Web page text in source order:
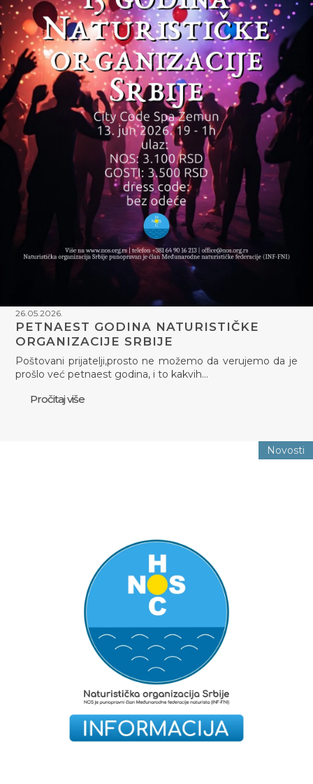
26.05.2026.
PETNAEST GODINA NATURISTIČKE
ORGANIZACIJE SRBIJE
Poštovani prijatelji,prosto ne možemo da verujemo da je
prošlo već petnaest godina, i to kakvih…
Pročitaj više
Novosti